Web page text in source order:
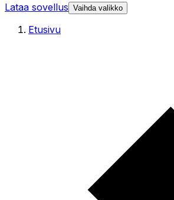
Lataa sovellus Vaihda valikko
Etusivu